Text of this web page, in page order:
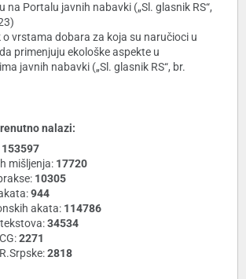
na Portalu javnih nabavki („Sl. glasnik RS“,
o vrstama dobara za koja su naručioci u
primenjuju ekološke aspekte u
javnih nabavki („Sl. glasnik RS“, br.
nalazi:
153597
mišljenja: 17720
10305
944
akata: 114786
34534
2271
2818